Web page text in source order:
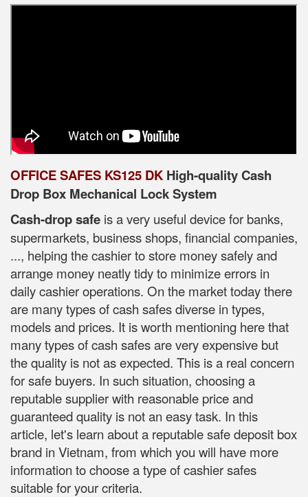
OFFICE SAFES KS125 DK High-quality Cash
Drop Box Mechanical Lock System
Cash-drop safe is a very useful device for banks,
supermarkets, business shops, financial companies,
..., helping the cashier to store money safely and
arrange money neatly tidy to minimize errors in
daily cashier operations. On the market today there
are many types of cash safes diverse in types,
models and prices. It is worth mentioning here that
many types of cash safes are very expensive but
the quality is not as expected. This is a real concern
for safe buyers. In such situation, choosing a
reputable supplier with reasonable price and
guaranteed quality is not an easy task. In this
article, let's learn about a reputable safe deposit box
brand in Vietnam, from which you will have more
information to choose a type of cashier safes
suitable for your criteria.